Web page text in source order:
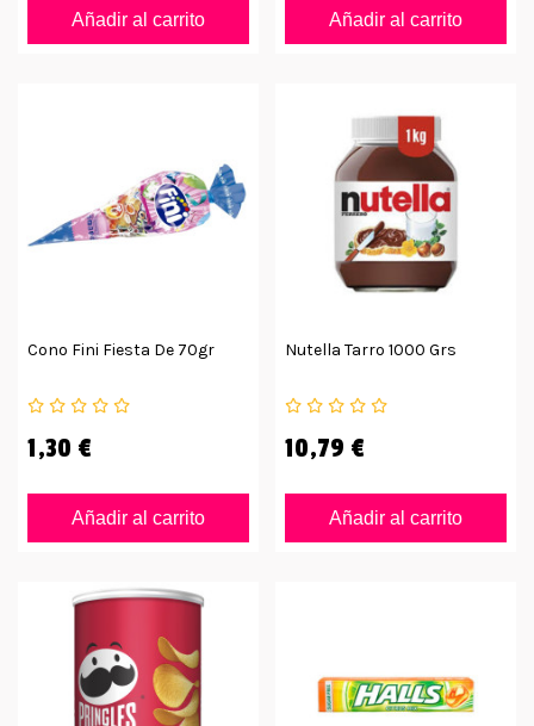
Añadir al carrito Añadir al carrito
Cono Fini Fiesta De 70gr
1,30 €
Añadir al carrito
Nutella Tarro 1000 Grs
10,79 €
Añadir al carrito